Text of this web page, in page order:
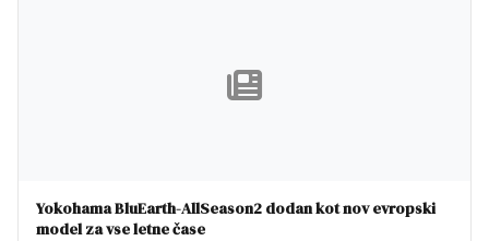
Yokohama BluEarth-AllSeason2 dodan kot nov evropski
model za vse letne čase